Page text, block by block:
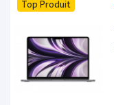
Top Produit